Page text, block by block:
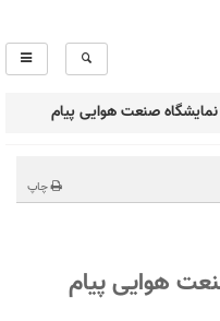
صنعت هوایی پیام
چاپ
هوایی پیام